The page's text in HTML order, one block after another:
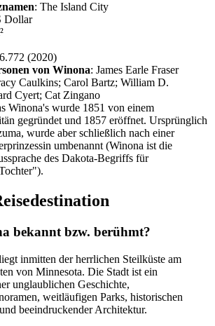
: The Island City
Dollar
(2020)
von Winona: James Earle Fraser
Caulkins; Carol Bartz; William D.
Cyert; Cat Zingano
Winona's wurde 1851 von einem
gegründet und 1857 eröffnet. Ursprünglich
wurde aber schließlich nach einer
umbenannt (Winona ist die
des Dakota-Begriffs für
bekannt bzw. berühmt?
inmitten der herrlichen Steilküste am
von Minnesota. Die Stadt ist ein
unglaublichen Geschichte,
weitläufigen Parks, historischen
beeindruckender Architektur.